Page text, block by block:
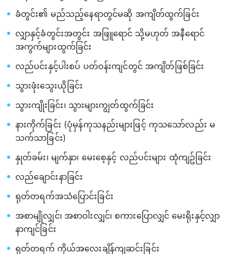
ခံတွင်း၏ မည်သည့်နေရာတွင်မဆို အကျိတ်ထွက်ခြင်း
လျှာနှင့်ခံတွင်းအတွင်း အဖြူရောင် သို့မဟုတ် အနီရောင်
အကွက်များထွက်ခြင်း
လည်ပင်းနှင့်ပါးစပ် ပတ်ဝန်းကျင်တွင် အကျိတ်ဖြစ်ခြင်း
သွားဖုံးသွေးယိုခြင်း
သွားကျိုးခြင်း၊ သွားများကျွတ်ထွက်ခြင်း
နားကိုက်ခြင်း (ပုံမှန်ကုသနည်းများဖြင့် ကုသသော်လည်း မ
သက်သာခြင်း)
နှုတ်ခမ်း၊ မျက်နှာ၊ မေးစေ့နှင့် လည်ပင်းများ ထုံကျဥ်ခြင်း
လည်ချောင်းနာခြင်း
ရုတ်တရက်အသံပြောင်းခြင်း
အစာမျိုလျှင်၊ အစာဝါးလျှင်၊ စကားပြောလျှင် မေးရိုးနှင့်လျှာ
နာကျင်ခြင်း
ရုတ်တရက် ကိုယ်အလေးချိန်ကျဆင်းခြင်း